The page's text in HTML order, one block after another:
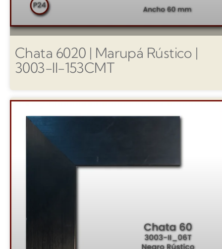
Chata 6020 | Marupá Rústico |
3003-II-153CMT